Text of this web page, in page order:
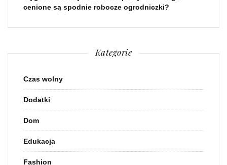
cenione są spodnie robocze ogrodniczki?
Kategorie
Czas wolny
Dodatki
Dom
Edukacja
Fashion